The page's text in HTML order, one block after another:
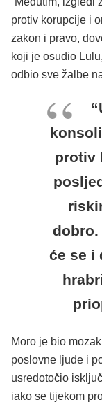
protiv korupcije i
zakon i pravo,
koji je osudio
odbio sve žalbe
protiv
dobro.
će se i
Moro je bio
poslovne ljude i
usredotočio
iako se tijekom